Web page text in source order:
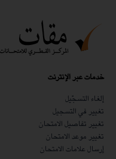
خدمات عبر الإنترنت
إلغاء التسجّيل
تغيير في التسجيل
تغيير تفاصيل الامتحان
تغيير موعد الامتحان
إرسال علامات الامتحان